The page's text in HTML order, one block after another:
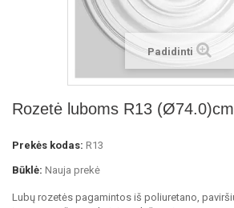
Padidinti
Rozetė luboms R13
Prekės kodas: R13
Būklė: Nauja prekė
Lubų rozetės pagamintos iš poliuretano,